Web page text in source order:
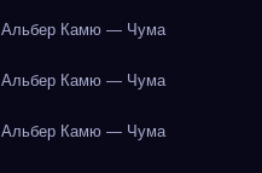
Альбер Камю — Чума
Альбер Камю — Чума
Альбер Камю — Чума